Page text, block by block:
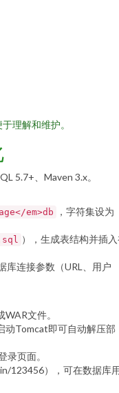
理解和维护。
5.7+、Maven 3.x。
em>db
，字符集设为
），生成表结构并插
库连接参数（URL、用户
WAR文件。
动Tomcat即可自动解压部
录页面。
123456），可在数据库